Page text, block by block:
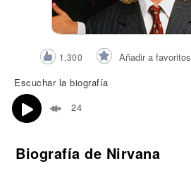
1,300 Añadir a favoritos
Escuchar la biografía
24
Biografía de Nirvana